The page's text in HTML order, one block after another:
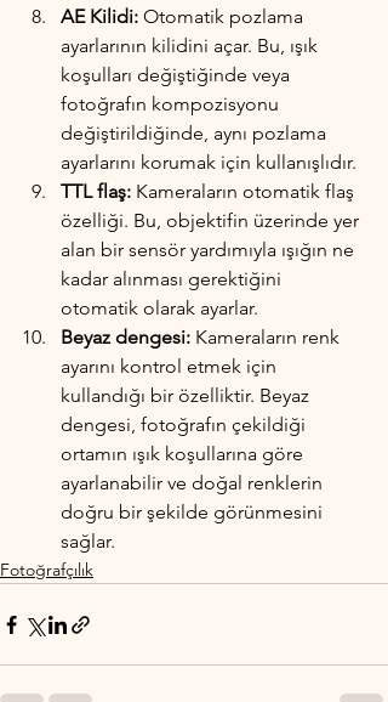
AE Kilidi: Otomatik pozlama
ayarlarının kilidini açar. Bu, ışık
koşulları değiştiğinde veya
fotoğrafın kompozisyonu
değiştirildiğinde, aynı pozlama
ayarlarını korumak için kullanışlıdır.
TTL flaş: Kameraların otomatik flaş
özelliği. Bu, objektifin üzerinde yer
alan bir sensör yardımıyla ışığın ne
kadar alınması gerektiğini
otomatik olarak ayarlar.
Beyaz dengesi: Kameraların renk
ayarını kontrol etmek için
kullandığı bir özelliktir. Beyaz
dengesi, fotoğrafın çekildiği
ortamın ışık koşullarına göre
ayarlanabilir ve doğal renklerin
doğru bir şekilde görünmesini
sağlar.
Fotoğrafçılık